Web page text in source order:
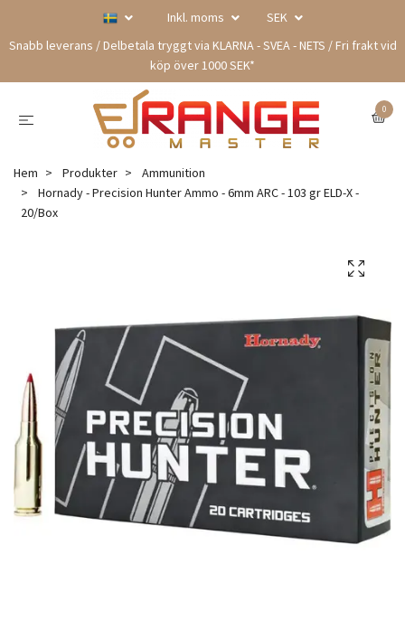
Inkl. moms
SEK
Snabb leverans / Delbetala tryggt via KLARNA - SVEA - NETS / Fri frakt vid
köp över 1000 SEK*
0
Hem Produkter
Ammunition
Hornady - Precision Hunter Ammo - 6mm ARC - 103 gr ELD-X -
20/Box